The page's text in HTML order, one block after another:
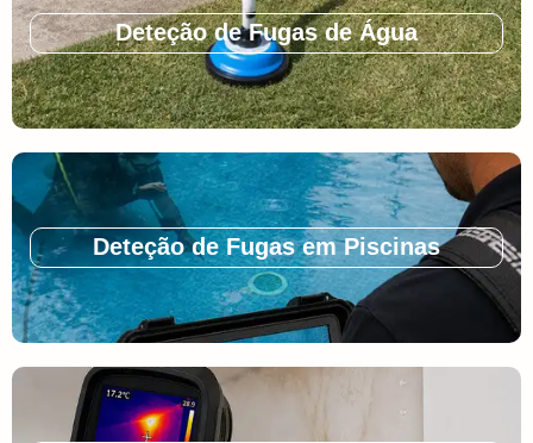
Deteção de Fugas de Água
Deteção de Fugas em Piscinas